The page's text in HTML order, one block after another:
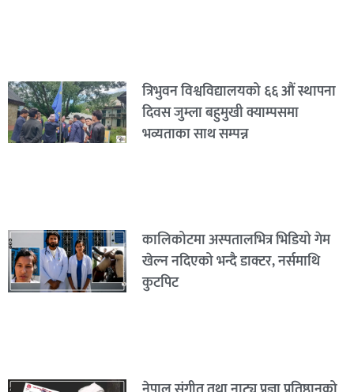
त्रिभुवन विश्वविद्यालयको ६६ औं स्थापना
दिवस जुम्ला बहुमुखी क्याम्पसमा
भव्यताका साथ सम्पन्न
कालिकोटमा अस्पतालभित्र भिडियो गेम
खेल्न नदिएको भन्दै डाक्टर, नर्समाथि
कुटपिट